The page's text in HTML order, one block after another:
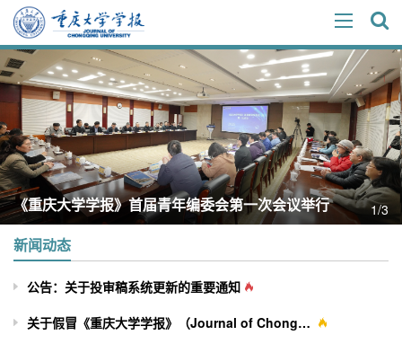
《重庆大学学报》首届青年编委会第一次会议举行 1/3
新闻动态
公告：关于投审稿系统更新的重要通知
关于假冒《重庆大学学报》（Journal of Chongqing University）网站及征稿行为的严正声明